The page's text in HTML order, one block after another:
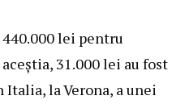
lei pentru
31.000 lei au fost
la Verona, a unei